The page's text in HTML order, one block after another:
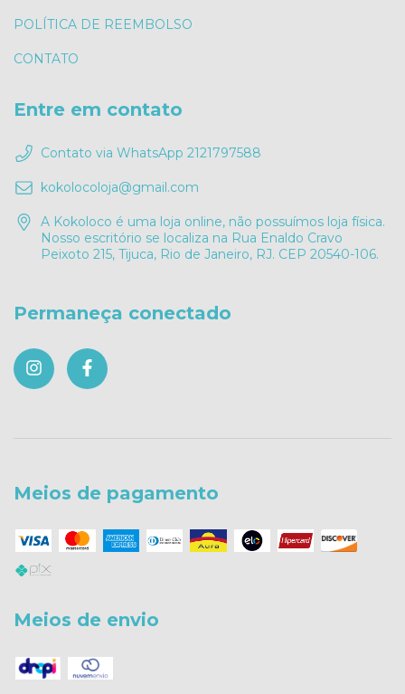
POLÍTICA DE REEMBOLSO
CONTATO
Entre em contato
Contato via WhatsApp 2121797588
kokolocoloja@gmail.com
A Kokoloco é uma loja online, não possuímos loja física.
Nosso escritório se localiza na Rua Enaldo Cravo
Peixoto 215, Tijuca, Rio de Janeiro, RJ. CEP 20540-106.
Permaneça conectado
Meios de pagamento
Meios de envio